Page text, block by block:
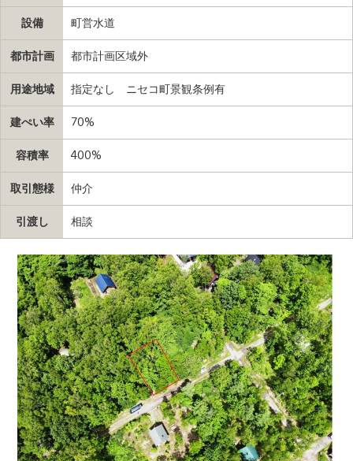
設備 町営水道
都市計画 都市計画区域外
用途地域 指定なし ニセコ町景観条例有
建ぺい率 70%
容積率 400%
取引態様 仲介
引渡し 相談